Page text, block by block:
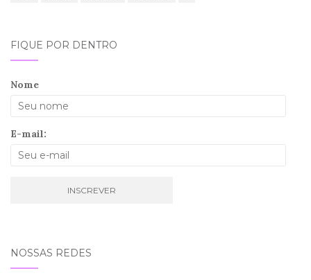
FIQUE POR DENTRO
Nome
E-mail:
NOSSAS REDES